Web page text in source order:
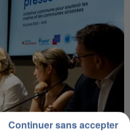
Continuer sans accepter